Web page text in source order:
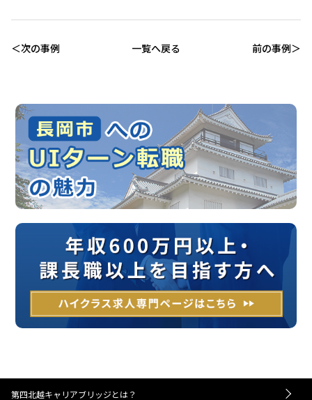
次の事例 一覧へ戻る 前の事例
第四北越キャリアブリッジとは？